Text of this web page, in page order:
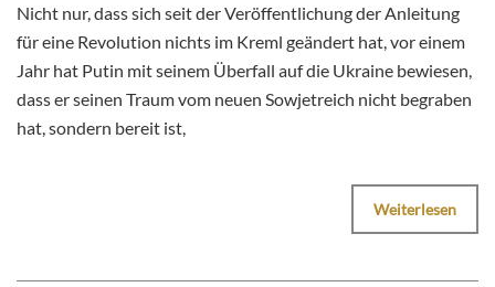
Nicht nur, dass sich seit der Veröffentlichung der Anleitung
für eine Revolution nichts im Kreml geändert hat, vor einem
Jahr hat Putin mit seinem Überfall auf die Ukraine bewiesen,
dass er seinen Traum vom neuen Sowjetreich nicht begraben
hat, sondern bereit ist,
Weiterlesen